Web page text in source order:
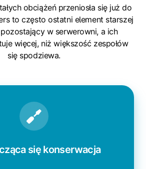
obciążeń przeniosła się już do
to często ostatni element starszej
w serwerowni, a ich
więcej, niż większość zespołów
się spodziewa.
się konserwacja